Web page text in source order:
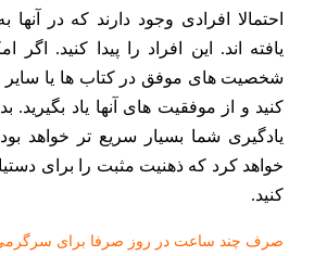
احتمالا افرادی وجود دارند که در
یافته اند. این افراد را پیدا کنید. اگر
شخصیت های موفق در کتاب ها یا سایر
کنید و از موفقیت های آنها یاد بگیرید.
یادگیری شما بسیار سریع تر خواهد
خواهد کرد که ذهنیت مثبت را برای
کنید.
صرف چند ساعت در روز صرفا برای